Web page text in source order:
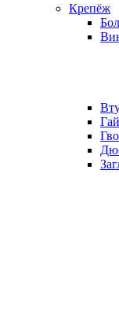
Крепёж